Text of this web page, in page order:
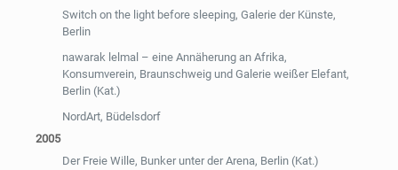
Switch on the light before sleeping, Galerie der Künste,
Berlin
nawarak lelmal – eine Annäherung an Afrika,
Konsumverein, Braunschweig und Galerie weißer Elefant,
Berlin (Kat.)
NordArt, Büdelsdorf
2005
Der Freie Wille, Bunker unter der Arena, Berlin (Kat.)